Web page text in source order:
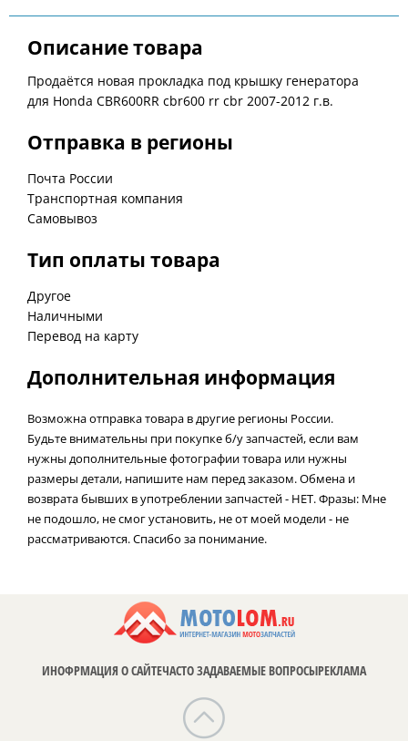
Описание товара
Продаётся новая прокладка под крышку генератора
для Honda CBR600RR cbr600 rr cbr 2007-2012 г.в.
Отправка в регионы
Почта России
Транспортная компания
Самовывоз
Тип оплаты товара
Другое
Наличными
Перевод на карту
Дополнительная информация
Возможна отправка товара в другие регионы России.
Будьте внимательны при покупке б/у запчастей, если вам
нужны дополнительные фотографии товара или нужны
размеры детали, напишите нам перед заказом. Обмена и
возврата бывших в употреблении запчастей - НЕТ. Фразы: Мне
не подошло, не смог установить, не от моей модели - не
рассматриваются. Спасибо за понимание.
ИНОФРМАЦИЯ О САЙТЕЧАСТО ЗАДАВАЕМЫЕ ВОПРОСЫРЕКЛАМА